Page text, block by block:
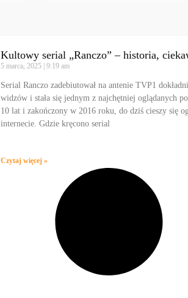
Kultowy serial „Ranczo” – historia,
5 marca, 2025 9:19 am
Serial Ranczo zadebiutował na antenie TVP1
widzów i stała się jednym z najchętniej oglądanych
10 lat i zakończony w 2016 roku, do dziś cieszy się
internecie. Gdzie kręcono serial
Czytaj więcej »